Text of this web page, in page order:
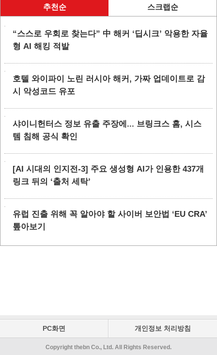
추천순 스크랩순
“스스로 우회로 찾는다” 中 해커 ‘딥시크’ 악용한 자율
형 AI 해킹 적발
호텔 와이파이 노린 러시아 해커, 가짜 업데이트로 감
시 악성코드 유포
샤이니헌터스 정보 유출 주장에... 브링크스 홈, 시스
템 침해 공식 확인
[AI 시대의 인지전-3] 주요 생성형 AI가 인용한 437개
링크 뒤의 ‘출처 세탁’
유럽 진출 위해 꼭 알아야 할 사이버 보안법 ‘EU CRA’
톺아보기
PC화면 개인정보 처리방침
Copyright thebn Co., Ltd. All Rights Reserved.